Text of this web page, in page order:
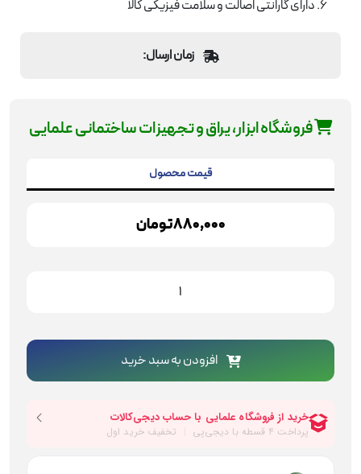
دارای گارانتی اصالت و سلامت فیزیکی کالا
زمان ارسال:
فروشگاه ابزار، یراق و تجهیزات ساختمانی علمایی
قیمت محصول
880,000تومان
ای
سی
(NEC)
CH-
افزودن به سبد خرید